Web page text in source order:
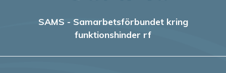
SAMS - Samarbetsförbundet kring
funktionshinder rf